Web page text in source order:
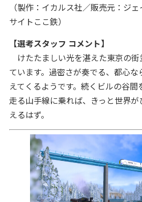
（製作：イカルス社／販売元：ジ
サイトここ鉄）
【選考スタッフ コメント】
けたたましい光を湛えた東京の
ています。過密さが奏でる、都心
えてくるようです。続くビルの谷
走る山手線に乗れば、きっと世界
えるはず。